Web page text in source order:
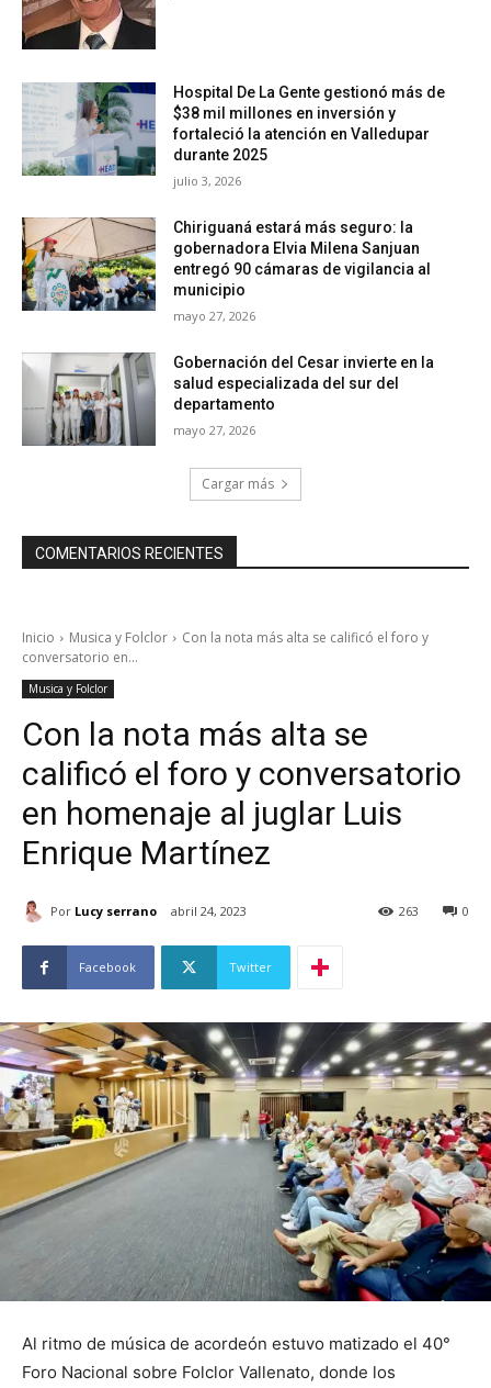
Hospital De La Gente gestionó más de
$38 mil millones en inversión y
fortaleció la atención en Valledupar
durante 2025
julio 3, 2026
Chiriguaná estará más seguro: la
gobernadora Elvia Milena Sanjuan
entregó 90 cámaras de vigilancia al
municipio
mayo 27, 2026
Gobernación del Cesar invierte en la
salud especializada del sur del
departamento
mayo 27, 2026
Cargar más
COMENTARIOS RECIENTES